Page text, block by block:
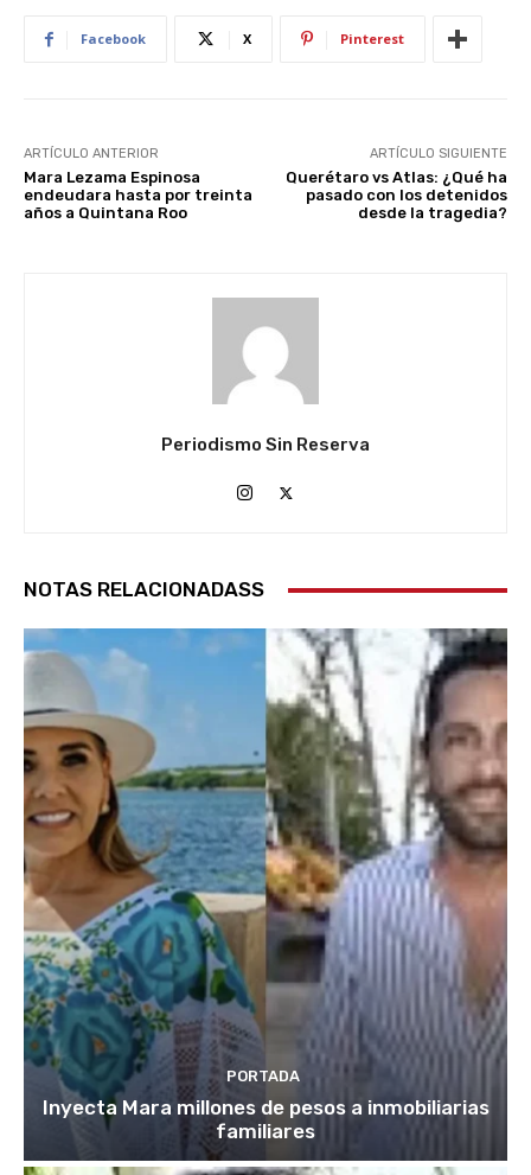
Facebook X Pinterest
ARTÍCULO ANTERIOR
Mara Lezama Espinosa
endeudara hasta por treinta
años a Quintana Roo
ARTÍCULO SIGUIENTE
Querétaro vs Atlas: ¿Qué ha
pasado con los detenidos
desde la tragedia?
Periodismo Sin Reserva
NOTAS RELACIONADASS
PORTADA
Inyecta Mara millones de pesos a inmobiliarias
familiares